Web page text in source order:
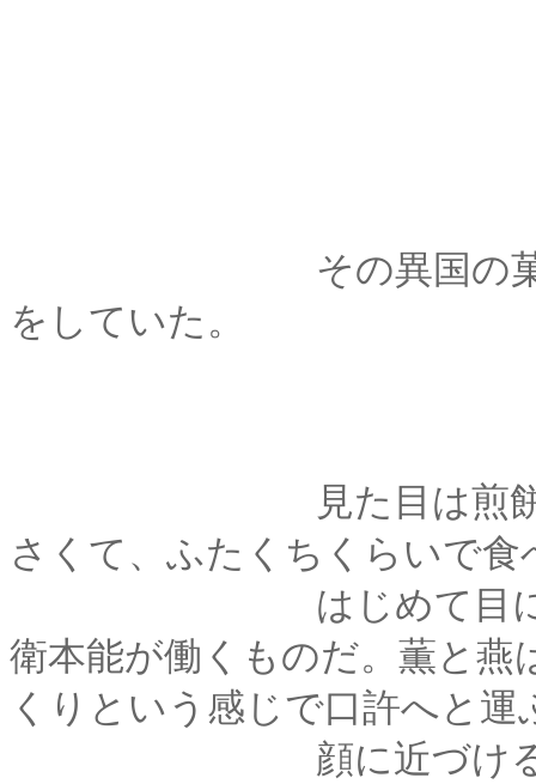
その異国の菓
をしていた。
見た目は煎餅に少し
さくて、ふたくちくらいで
はじめて目にする食
衛本能が働くものだ。薫と
くりという感じで口許へと運
顔に近づけると、ふ